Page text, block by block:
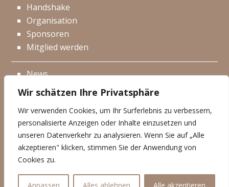
Wir schätzen Ihre Privatsphäre
Wir verwenden Cookies, um Ihr Surferlebnis zu verbessern,
personalisierte Anzeigen oder Inhalte einzusetzen und
unseren Datenverkehr zu analysieren. Wenn Sie auf „Alle
akzeptieren" klicken, stimmen Sie der Anwendung von
Cookies zu.
Handshake
Organisation
Sponsoren
Mitglied werden
News
Events
Kontakt
Impressum
Datenschutzerklärung